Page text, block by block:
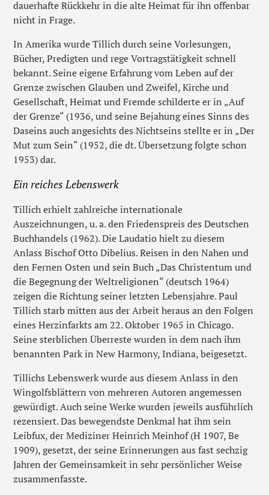
dauerhafte Rückkehr in die alte Heimat für ihn offenbar
nicht in Frage.
In Amerika wurde Tillich durch seine Vorlesungen,
Bücher, Predigten und rege Vortragstätigkeit schnell
bekannt. Seine eigene Erfahrung vom Leben auf der
Grenze zwischen Glauben und Zweifel, Kirche und
Gesellschaft, Heimat und Fremde schilderte er in „Auf
der Grenze“ (1936, und seine Bejahung eines Sinns des
Daseins auch angesichts des Nichtseins stellte er in „Der
Mut zum Sein“ (1952, die dt. Übersetzung folgte schon
1953) dar.
Ein reiches Lebenswerk
Tillich erhielt zahlreiche internationale
Auszeichnungen, u. a. den Friedenspreis des Deutschen
Buchhandels (1962). Die Laudatio hielt zu diesem
Anlass Bischof Otto Dibelius. Reisen in den Nahen und
den Fernen Osten und sein Buch „Das Christentum und
die Begegnung der Weltreligionen“ (deutsch 1964)
zeigen die Richtung seiner letzten Lebensjahre. Paul
Tillich starb mitten aus der Arbeit heraus an den Folgen
eines Herzinfarkts am 22. Oktober 1965 in Chicago.
Seine sterblichen Überreste wurden in dem nach ihm
benannten Park in New Harmony, Indiana, beigesetzt.
Tillichs Lebenswerk wurde aus diesem Anlass in den
Wingolfsblättern von mehreren Autoren angemessen
gewürdigt. Auch seine Werke wurden jeweils ausführlich
rezensiert. Das bewegendste Denkmal hat ihm sein
Leibfux, der Mediziner Heinrich Meinhof (H 1907, Be
1909), gesetzt, der seine Erinnerungen aus fast sechzig
Jahren der Gemeinsamkeit in sehr persönlicher Weise
zusammenfasste.